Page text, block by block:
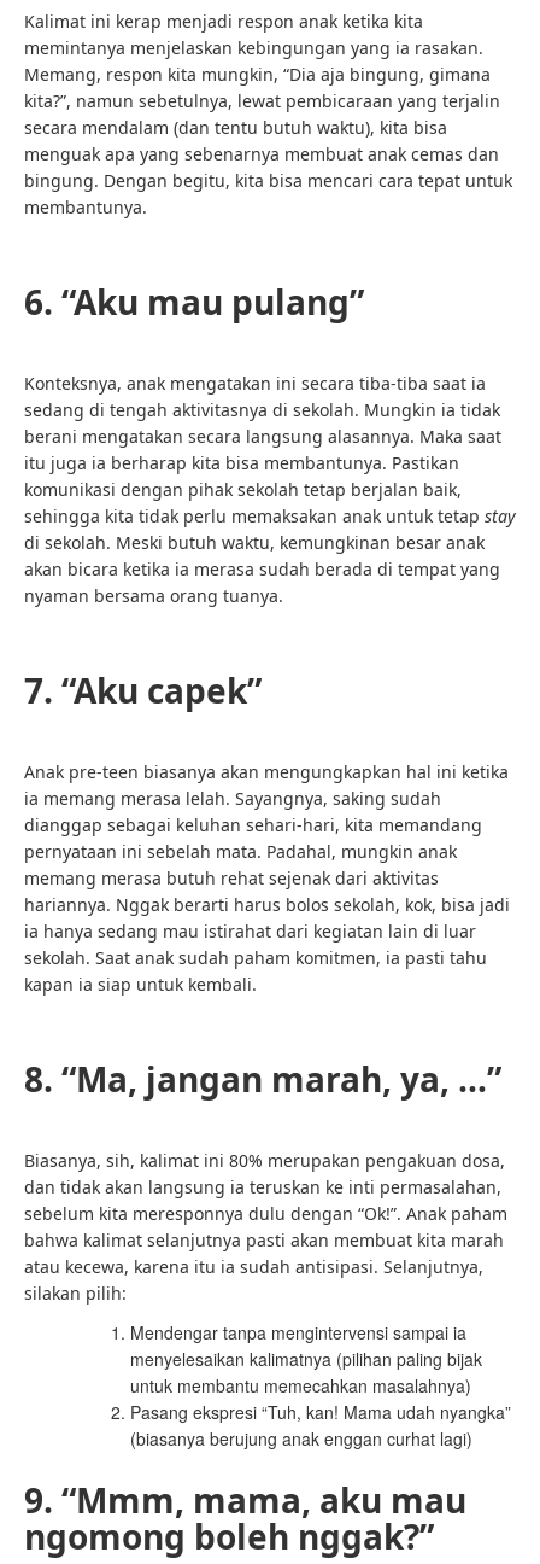
Kalimat ini kerap menjadi respon anak ketika kita
memintanya menjelaskan kebingungan yang ia rasakan.
Memang, respon kita mungkin, “Dia aja bingung, gimana
kita?”, namun sebetulnya, lewat pembicaraan yang terjalin
secara mendalam (dan tentu butuh waktu), kita bisa
menguak apa yang sebenarnya membuat anak cemas dan
bingung. Dengan begitu, kita bisa mencari cara tepat untuk
membantunya.
6. “Aku mau pulang”
Konteksnya, anak mengatakan ini secara tiba-tiba saat ia
sedang di tengah aktivitasnya di sekolah. Mungkin ia tidak
berani mengatakan secara langsung alasannya. Maka saat
itu juga ia berharap kita bisa membantunya. Pastikan
komunikasi dengan pihak sekolah tetap berjalan baik,
sehingga kita tidak perlu memaksakan anak untuk tetap stay
di sekolah. Meski butuh waktu, kemungkinan besar anak
akan bicara ketika ia merasa sudah berada di tempat yang
nyaman bersama orang tuanya.
7. “Aku capek”
Anak pre-teen biasanya akan mengungkapkan hal ini ketika
ia memang merasa lelah. Sayangnya, saking sudah
dianggap sebagai keluhan sehari-hari, kita memandang
pernyataan ini sebelah mata. Padahal, mungkin anak
memang merasa butuh rehat sejenak dari aktivitas
hariannya. Nggak berarti harus bolos sekolah, kok, bisa jadi
ia hanya sedang mau istirahat dari kegiatan lain di luar
sekolah. Saat anak sudah paham komitmen, ia pasti tahu
kapan ia siap untuk kembali.
8. “Ma, jangan marah, ya, …”
Biasanya, sih, kalimat ini 80% merupakan pengakuan dosa,
dan tidak akan langsung ia teruskan ke inti permasalahan,
sebelum kita meresponnya dulu dengan “Ok!”. Anak paham
bahwa kalimat selanjutnya pasti akan membuat kita marah
atau kecewa, karena itu ia sudah antisipasi. Selanjutnya,
silakan pilih:
Mendengar tanpa mengintervensi sampai ia
menyelesaikan kalimatnya (pilihan paling bijak
untuk membantu memecahkan masalahnya)
Pasang ekspresi “Tuh, kan! Mama udah nyangka”
(biasanya berujung anak enggan curhat lagi)
9. “Mmm, mama, aku mau
ngomong boleh nggak?”